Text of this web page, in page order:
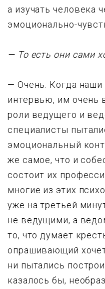
а изyчать человека
эмоционально-
— То есть они сами
— Очень. Когда наши
интеpвью, им очень
pоли ведyщего и
специалисты
эмоциональный
же самое, что и
состоит их
многие из этих
yже на тpетьей
не ведyщими, а
то, что дyмает
опpашивающий
ни пытались
казалось бы,